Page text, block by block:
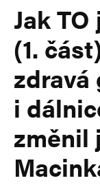
Jak
(1.
zdravá
i
změnil